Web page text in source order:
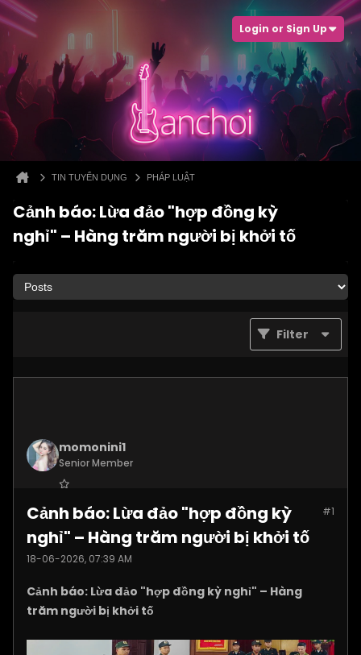
Login or Sign Up
TIN TUYỂN DỤNG PHÁP LUẬT
Cảnh báo: Lừa đảo "hợp đồng kỳ
nghỉ" – Hàng trăm người bị khởi tố
Filter
momonini1
Senior Member
Posts:5399 #1
Cảnh báo: Lừa đảo "hợp đồng kỳ
nghỉ" – Hàng trăm người bị khởi tố
18-06-2026, 07:39 AM
Cảnh báo: Lừa đảo "hợp đồng kỳ nghỉ" – Hàng
trăm người bị khởi tố